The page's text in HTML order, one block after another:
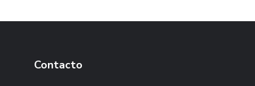
Contacto